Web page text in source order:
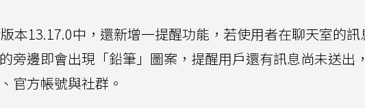
本13.17.0中，還新增一提醒功能，若使用者在聊天室的訊
旁邊即會出現「鉛筆」圖案，提醒用戶還有訊息尚未送出
官方帳號與社群。